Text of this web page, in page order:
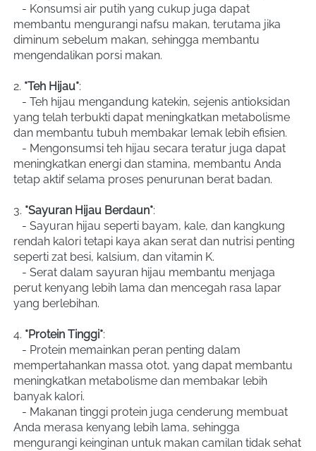
membantu mengurangi nafsu makan, terutama jika
diminum sebelum makan, sehingga membantu
mengendalikan porsi makan.
2. *Teh Hijau*:
yang telah terbukti dapat meningkatkan metabolisme
dan membantu tubuh membakar lemak lebih efisien.
meningkatkan energi dan stamina, membantu Anda
tetap aktif selama proses penurunan berat badan.
3. *Sayuran Hijau Berdaun*:
rendah kalori tetapi kaya akan serat dan nutrisi penting
seperti zat besi, kalsium, dan vitamin K.
perut kenyang lebih lama dan mencegah rasa lapar
yang berlebihan.
4. *Protein Tinggi*:
mempertahankan massa otot, yang dapat membantu
meningkatkan metabolisme dan membakar lebih
banyak kalori.
Anda merasa kenyang lebih lama, sehingga
mengurangi keinginan untuk makan camilan tidak sehat